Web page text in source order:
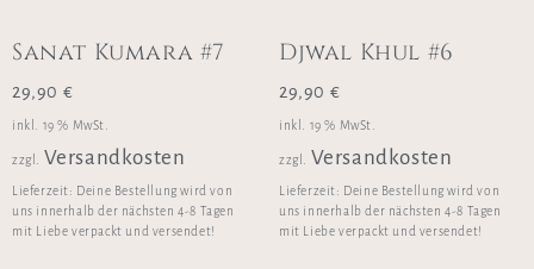
Sanat Kumara #7
29,90 €
inkl. 19 % MwSt.
zzgl. Versandkosten
Lieferzeit: Deine Bestellung wird von
uns innerhalb der nächsten 4-8 Tagen
mit Liebe verpackt und versendet!
Djwal Khul #6
29,90 €
inkl. 19 % MwSt.
zzgl. Versandkosten
Lieferzeit: Deine Bestellung wird von
uns innerhalb der nächsten 4-8 Tagen
mit Liebe verpackt und versendet!